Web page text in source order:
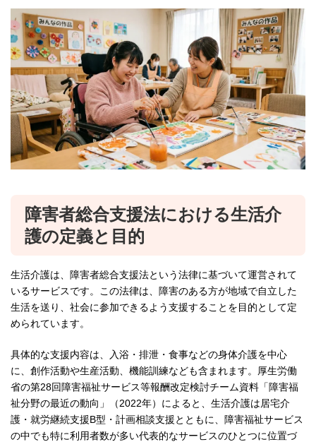
障害者総合支援法における生活介
護の定義と目的
生活介護は、障害者総合支援法という法律に基づいて運営されて
いるサービスです。この法律は、障害のある方が地域で自立した
生活を送り、社会に参加できるよう支援することを目的として定
められています。
具体的な支援内容は、入浴・排泄・食事などの身体介護を中心
に、創作活動や生産活動、機能訓練なども含まれます。厚生労働
省の第28回障害福祉サービス等報酬改定検討チーム資料「障害福
祉分野の最近の動向」（2022年）によると、生活介護は居宅介
護・就労継続支援B型・計画相談支援とともに、障害福祉サービス
の中でも特に利用者数が多い代表的なサービスのひとつに位置づ